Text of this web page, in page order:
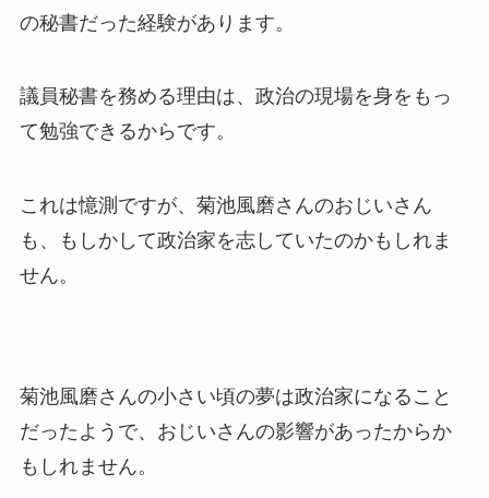
の秘書だった経験があります。
議員秘書を務める理由は、政治の現場を身をもっ
て勉強できるからです。
これは憶測ですが、菊池風磨さんのおじいさん
も、もしかして政治家を志していたのかもしれま
せん。
菊池風磨さんの小さい頃の夢は政治家になること
だったようで、おじいさんの影響があったからか
もしれません。